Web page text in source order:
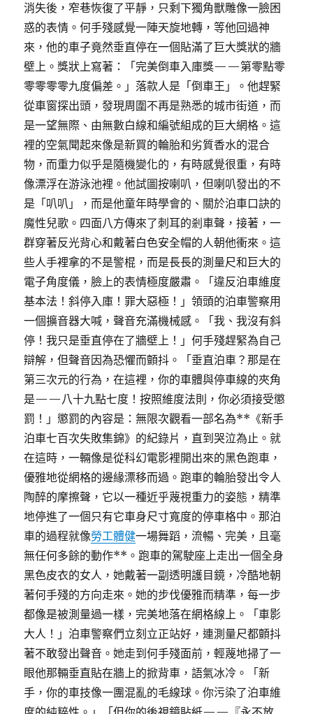
消失後，窄巷恢復了平靜，只剩下獨角獸雕像一臉困
惑的表情。何手殘感覺一陣天旋地轉，等他回過神
來，他的車子竟然垂直停在一個貼滿了巨大獎狀的牆
壁上。獎狀上寫著：「完美倒車入庫獎——第零點零
零零零零九度偏差。」落款人是「倒車王」。他趕緊
從車窗探出頭，發現周圍不再是熟悉的城市街道，而
是一望無際、由無數白線和編號組成的巨大網格。這
裡的空氣聞起來像是新買的輪胎和劣質香水的混合
物，而重力似乎是隨機變化的，有時感覺很重，有時
像漂浮在游泳池裡。他試圖按喇叭，但喇叭發出的不
是「叭叭」，而是他童年時學會的、關於泊車口訣的
魔性兒歌。四面八方傳來了刺耳的剎車聲，接著，一
群穿著反光背心和戴著白色安全帽的人朝他衝來。這
些人手裡拿的不是警棍，而是長長的測量尺和巨大的
電子角度儀，臉上的表情極度嚴肅。「違反泊車維度
基本法！斜停入庫！罪大惡極！」領頭的泊車警察用
一個擴音器大喊，聲音充滿機械感。「我、我沒有斜
停！我只是垂直停在了牆壁上！」何手殘趕緊為自己
辯解，但聲音因為恐懼而顫抖。「垂直泊車？那是在
第三次元的行為，在這裡，你的車體與停車線的夾角
是——八十九點七度！按照維度法則，你必須接受懲
罰！」懲罰的內容是：無限次觀看一部名為**《新手
泊車七百次失敗集錦》的紀錄片，直到哭泣為止。就
在這時，一輛像是從科幻電影裡開出來的黑色跑車，
優雅地從網格的邊緣漂移而過。跑車的輪胎發出令人
陶醉的摩擦聲，它以一種近乎蔑視重力的姿態，精準
地停進了一個只有它車身尺寸寬度的停車格中。那泊
車的過程就像勞工體健一場舞蹈，流暢、完美，且毫
無任何多餘的動作**。跑車的駕駛座上走出一個全身
黑色皮衣的女人，她戴著一副透明護目鏡，冷酷地朝
著何手殘的方向走來。她的步伐優雅而精準，每一步
都像是被測量過一樣，完美地落在網格線上。「車影
大人！」泊車警察們立刻立正站好，連測量尺都顫抖
著不敢發出聲音。她走到何手殘面前，輕蔑地掃了一
眼他那輛垂直貼在牆上的掀背車，語氣冰冷。「新
手，你的車技像一團混亂的毛線球。你污染了泊車維